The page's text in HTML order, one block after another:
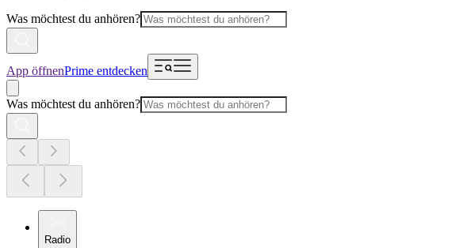
Was möchtest du anhören?
App öffnenPrime entdecken
Was möchtest du anhören?
Radio